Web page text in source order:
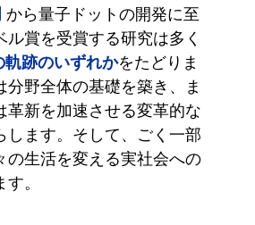
から量子ドットの開発に至
ル賞を受賞する研究は多く
軌跡のいずれかをたどりま
分野全体の基礎を築き、ま
革新を加速させる変革的な
します。そして、ごく一部
の生活を変える実社会への
す。